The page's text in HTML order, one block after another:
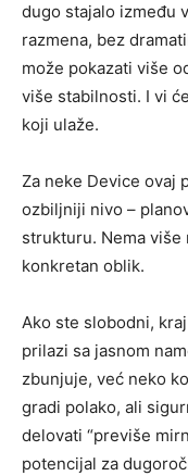
dugo stajalo između
razmena, bez
može pokazati više
više stabilnosti. I vi
koji ulaže.
Za neke Device ovaj
ozbiljniji nivo –
strukturu. Nema više
konkretan oblik.
Ako ste slobodni,
prilazi sa jasnom
zbunjuje, već neko
gradi polako, ali
delovati “previše
potencijal za